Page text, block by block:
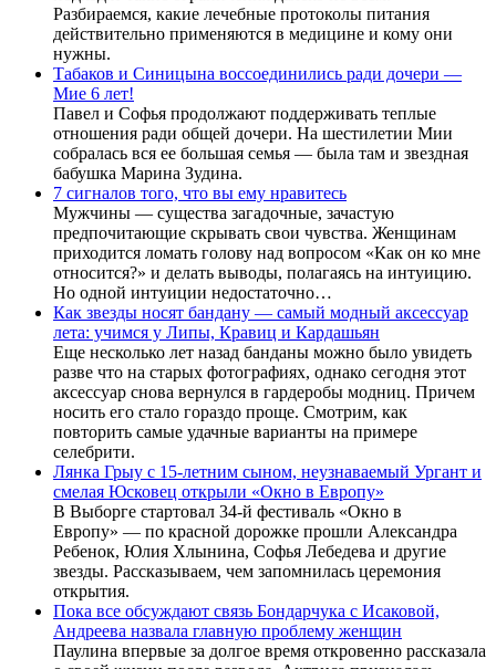
Разбираемся, какие лечебные протоколы питания
действительно применяются в медицине и кому они
нужны.
Табаков и Синицына воссоединились ради дочери —
Мие 6 лет!
Павел и Софья продолжают поддерживать теплые
отношения ради общей дочери. На шестилетии Мии
собралась вся ее большая семья — была там и звездная
бабушка Марина Зудина.
7 сигналов того, что вы ему нравитесь
Мужчины — существа загадочные, зачастую
предпочитающие скрывать свои чувства. Женщинам
приходится ломать голову над вопросом «Как он ко мне
относится?» и делать выводы, полагаясь на интуицию.
Но одной интуиции недостаточно…
Как звезды носят бандану — самый модный аксессуар
лета: учимся у Липы, Кравиц и Кардашьян
Еще несколько лет назад банданы можно было увидеть
разве что на старых фотографиях, однако сегодня этот
аксессуар снова вернулся в гардеробы модниц. Причем
носить его стало гораздо проще. Смотрим, как
повторить самые удачные варианты на примере
селебрити.
Лянка Грыу с 15-летним сыном, неузнаваемый Ургант и
смелая Юсковец открыли «Окно в Европу»
В Выборге стартовал 34-й фестиваль «Окно в
Европу» — по красной дорожке прошли Александра
Ребенок, Юлия Хлынина, Софья Лебедева и другие
звезды. Рассказываем, чем запомнилась церемония
открытия.
Пока все обсуждают связь Бондарчука с Исаковой,
Андреева назвала главную проблему женщин
Паулина впервые за долгое время откровенно рассказала